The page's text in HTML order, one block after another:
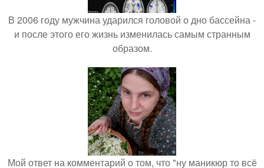
В 2006 году мужчина ударился головой о дно бассейна -
и после этого его жизнь изменилась самым странным
образом.
Мой ответ на комментарий о том, что "ну маникюр то всё